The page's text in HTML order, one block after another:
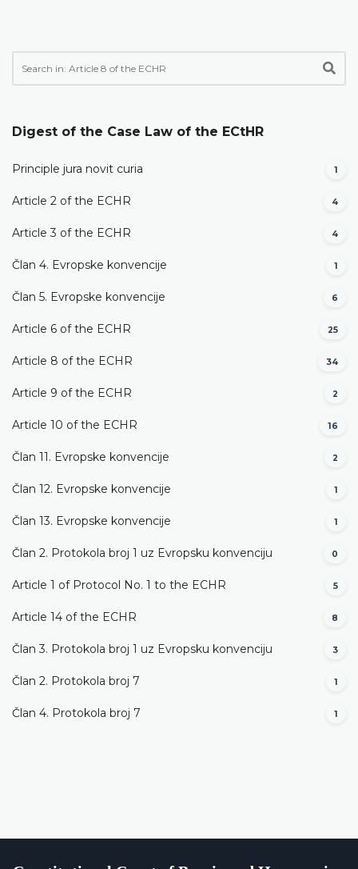
Digest of the Case Law of the ECtHR
Principle jura novit curia 1
Article 2 of the ECHR 4
Article 3 of the ECHR 4
Član 4. Evropske konvencije 1
Član 5. Evropske konvencije 6
Article 6 of the ECHR 25
Article 8 of the ECHR 34
Article 9 of the ECHR 2
Article 10 of the ECHR 16
Član 11. Evropske konvencije 2
Član 12. Evropske konvencije 1
Član 13. Evropske konvencije 1
Član 2. Protokola broj 1 uz Evropsku konvenciju 0
Article 1 of Protocol No. 1 to the ECHR 5
Article 14 of the ECHR 8
Član 3. Protokola broj 1 uz Evropsku konvenciju 3
Član 2. Protokola broj 7 1
Član 4. Protokola broj 7 1